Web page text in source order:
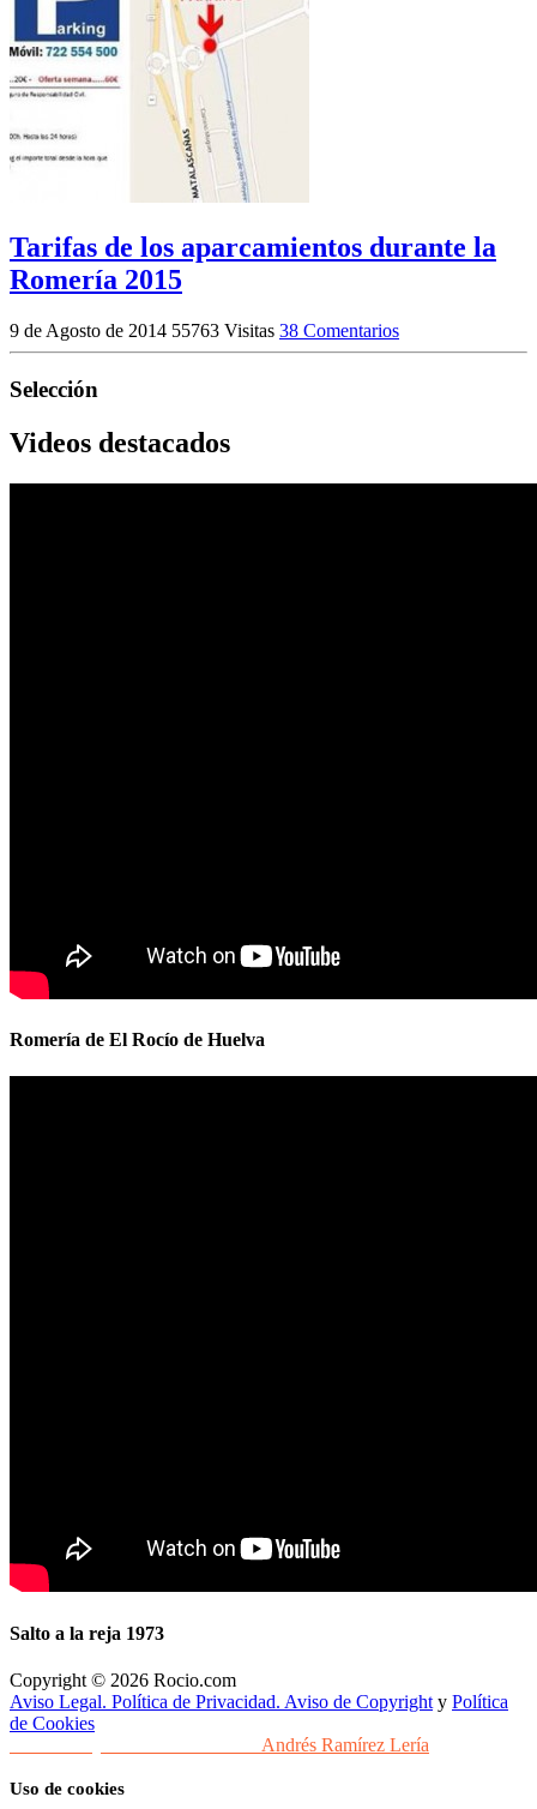
Tarifas de los aparcamientos durante la
Romería 2015
9 de Agosto de 2014 55763 Visitas 38 Comentarios
Selección
Videos destacados
Romería de El Rocío de Huelva
Salto a la reja 1973
Copyright © 2026 Rocio.com
Aviso Legal. Política de Privacidad. Aviso de Copyright y Política
de Cookies
Andrés Ramírez Lería
Uso de cookies